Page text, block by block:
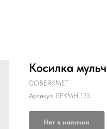
Косилка
DOBERKMET
Артикул: EFKMH 175
Нет в наличии